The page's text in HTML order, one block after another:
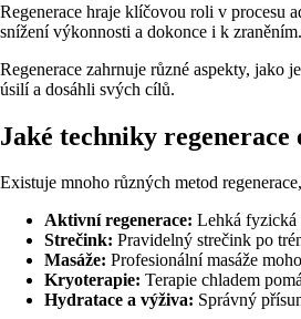
Regenerace hraje klíčovou roli v procesu
snížení výkonnosti a dokonce i k zraněním.
Regenerace zahrnuje různé aspekty,
úsilí a dosáhli svých cílů.
Jaké techniky regenerace
Existuje mnoho různých metod
Aktivní regenerace: Lehká fyzická
Strečink: Pravidelný strečink po
Masáže: Profesionální masáže
Kryoterapie: Terapie chladem
Hydratace a výživa: Správný